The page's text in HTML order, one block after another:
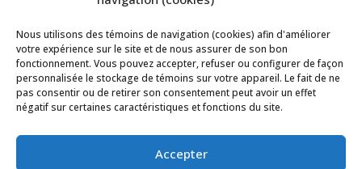
Nous utilisons des témoins de navigation (cookies) afin d'améliorer
votre expérience sur le site et de nous assurer de son bon
fonctionnement. Vous pouvez accepter, refuser ou configurer de façon
personnalisée le stockage de témoins sur votre appareil. Le fait de ne
pas consentir ou de retirer son consentement peut avoir un effet
négatif sur certaines caractéristiques et fonctions du site.
Accepter
Carrières
Politique de confidentialité
Politiques et pratiques encadrant la gouvernance des
renseignements personnels
Contact